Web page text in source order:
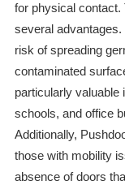
for physical contact.
several
risk of spreading
contaminated
particularly valuable
schools, and office
Additionally,
those with mobility
absence of doors